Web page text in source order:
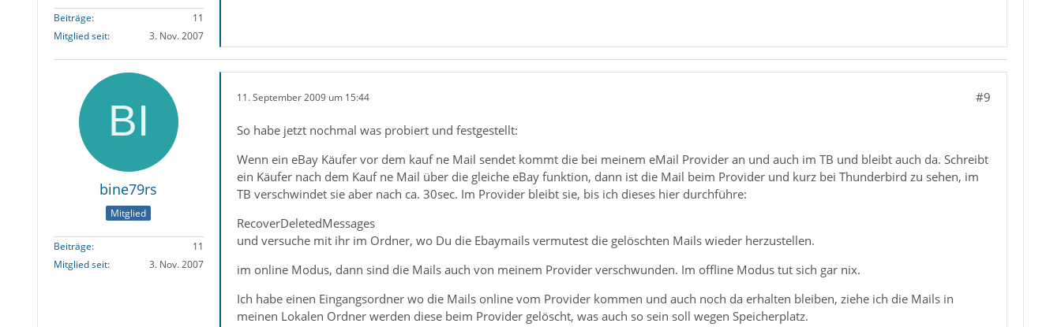
Beiträge
11
Mitglied seit
3. Nov. 2007
bine79rs
Mitglied
Beiträge
11
Mitglied seit
3. Nov. 2007
11. September 2009 um 15:44 #9
So habe jetzt nochmal was probiert und festgestellt:
Wenn ein eBay Käufer vor dem kauf ne Mail sendet kommt die bei meinem eMail Provider an und auch im TB und bleibt auch da. Schreibt
ein Käufer nach dem Kauf ne Mail über die gleiche eBay funktion, dann ist die Mail beim Provider und kurz bei Thunderbird zu sehen, im
TB verschwindet sie aber nach ca. 30sec. Im Provider bleibt sie, bis ich dieses hier durchführe:
RecoverDeletedMessages
und versuche mit ihr im Ordner, wo Du die Ebaymails vermutest die gelöschten Mails wieder herzustellen.
im online Modus, dann sind die Mails auch von meinem Provider verschwunden. Im offline Modus tut sich gar nix.
Ich habe einen Eingangsordner wo die Mails online vom Provider kommen und auch noch da erhalten bleiben, ziehe ich die Mails in
meinen Lokalen Ordner werden diese beim Provider gelöscht, was auch so sein soll wegen Speicherplatz.